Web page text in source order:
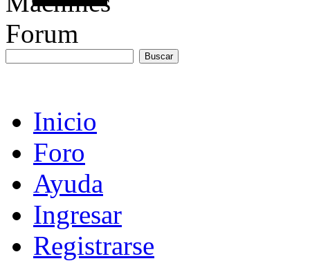
Inicio
Foro
Ayuda
Ingresar
Registrarse